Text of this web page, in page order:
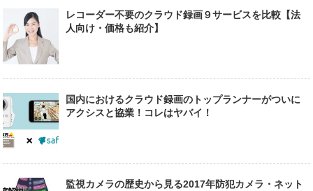
レコーダー不要のクラウド録画９サービスを比較【法
人向け・価格も紹介】
国内におけるクラウド録画のトップランナーがついに
アクシスと協業！コレはヤバイ！
監視カメラの歴史から見る2017年防犯カメラ・ネット